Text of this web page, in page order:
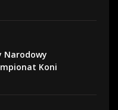
Narodowy
Koni